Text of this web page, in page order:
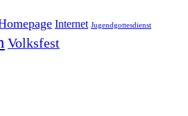
Internet Jugendgottesdienst
Volksfest